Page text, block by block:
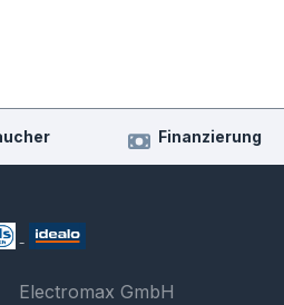
Finanzierung
Electromax GmbH